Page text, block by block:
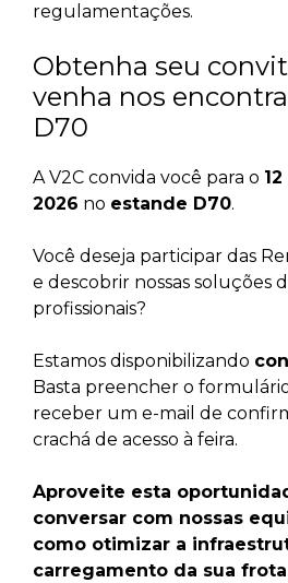
regulamentações.
Obtenha seu
venha nos
D70
A V2C convida você para o
2026 no estande D70.
Você deseja participar das
e descobrir nossas soluções
profissionais?
Estamos disponibilizando
Basta preencher o
receber um e-mail de
crachá de acesso à feira.
Aproveite esta
conversar com nossas
como otimizar a
carregamento da sua